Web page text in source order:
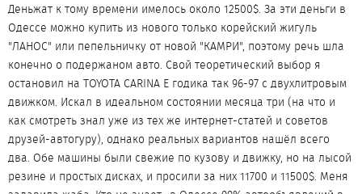
Деньжат к тому времени имелось около 12500$. За эти деньги в
Одессе можно купить из нового только корейский жигуль
"ЛАНОС" или пепельничку от новой "КАМРИ", поэтому речь шла
конечно о подержаном авто. Свой теоретический выбор я
остановил на TOYOTA CARINA E годика так 96-97 с двухлитровым
движком. Искал в идеальном состоянии месяца три (на что и
как смотреть знал уже из тех же интернет-статей и советов
друзей-автогуру), однако реальных вариантов нашёл всего
два. Обе машины были свежие по кузову и движку, но на лысой
резине и простых дисках, и просили за них 11700 и 11500$. Меня